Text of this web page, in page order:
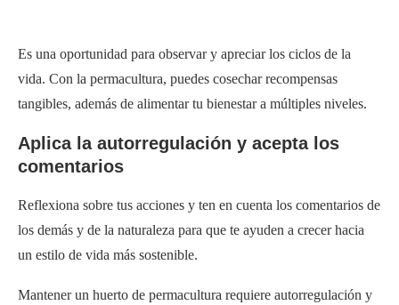
Es una oportunidad para observar y apreciar los ciclos de la
vida. Con la permacultura, puedes cosechar recompensas
tangibles, además de alimentar tu bienestar a múltiples niveles.
Aplica la autorregulación y acepta los
comentarios
Reflexiona sobre tus acciones y ten en cuenta los comentarios de
los demás y de la naturaleza para que te ayuden a crecer hacia
un estilo de vida más sostenible.
Mantener un huerto de permacultura requiere autorregulación y